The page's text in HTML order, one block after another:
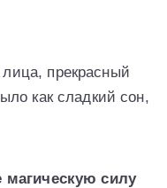
прекрасный
как сладкий сон,
магическую силу